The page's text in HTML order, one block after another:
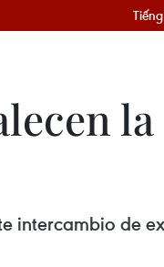
intercambio de